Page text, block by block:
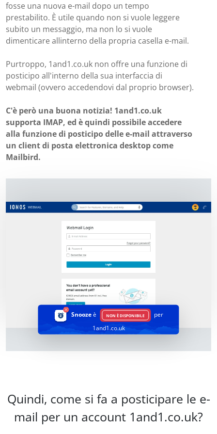
fosse una nuova e-mail dopo un tempo
prestabilito. È utile quando non si vuole leggere
subito un messaggio, ma non lo si vuole
dimenticare allinterno della propria casella e-mail.
Purtroppo, 1and1.co.uk non offre una funzione di
posticipo all'interno della sua interfaccia di
webmail (ovvero accedendovi dal proprio browser).
C'è però una buona notizia! 1and1.co.uk
supporta IMAP, ed è quindi possibile accedere
alla funzione di posticipo delle e-mail attraverso
un client di posta elettronica desktop come
Mailbird.
Snoozeè NON È DISPONIBILE
per
1and1.co.uk
Quindi, come si fa a posticipare le e-
mail per un account 1and1.co.uk?